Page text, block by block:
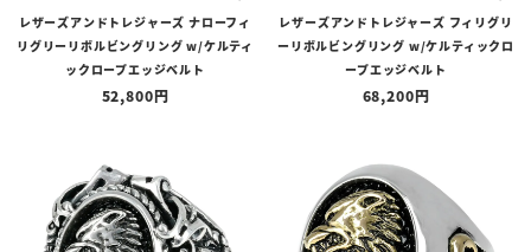
レザーズアンドトレジャーズ ナローフィ
リグリーリボルビングリング w/ケルティ
ックロープエッジベルト
52,800
レザーズアンドトレジャーズ フィリグリ
ーリボルビングリング w/ケルティックロ
ープエッジベルト
68,200